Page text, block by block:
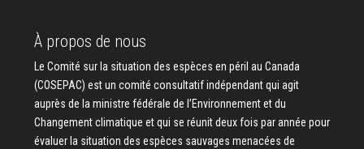
À propos de nous
Le Comité sur la situation des espèces en péril au Canada
(COSEPAC) est un comité consultatif indépendant qui agit
auprès de la ministre fédérale de l’Environnement et du
Changement climatique et qui se réunit deux fois par année pour
évaluer la situation des espèces sauvages menacées de